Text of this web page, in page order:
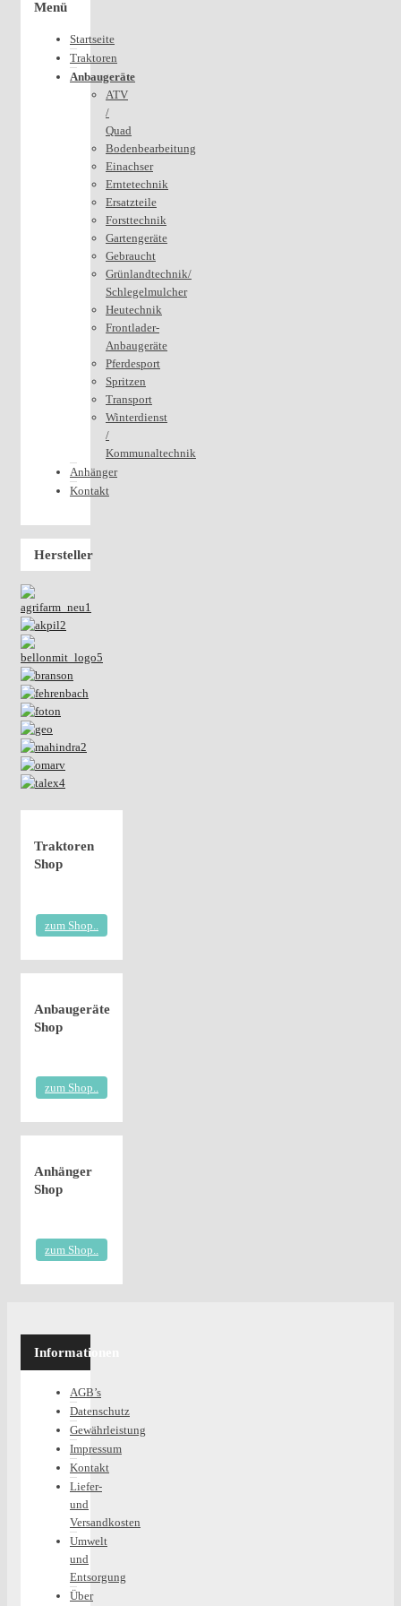
Menü
Startseite
Traktoren
Anbaugeräte
ATV
/
Quad
Bodenbearbeitung
Einachser
Erntetechnik
Ersatzteile
Forsttechnik
Gartengeräte
Gebraucht
Grünlandtechnik/
Schlegelmulcher
Heutechnik
Frontlader-
Anbaugeräte
Pferdesport
Spritzen
Transport
Winterdienst
/
Kommunaltechnik
Anhänger
Kontakt
Hersteller
Traktoren
Shop
zum Shop..
Anbaugeräte
Shop
zum Shop..
Anhänger
Shop
zum Shop..
Informationen
AGB’s
Datenschutz
Gewährleistung
Impressum
Kontakt
Liefer-
und
Versandkosten
Umwelt
und
Entsorgung
Über